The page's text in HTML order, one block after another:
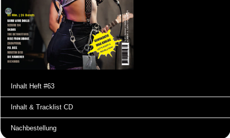
Inhalt Heft #63
Inhalt & Tracklist CD
Nachbestellung